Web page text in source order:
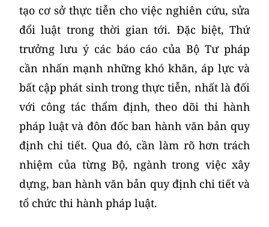
tạo cơ sở thực tiễn cho việc nghiên cứu, sửa
đổi luật trong thời gian tới. Đặc biệt, Thứ
trưởng lưu ý các báo cáo của Bộ Tư pháp
cần nhấn mạnh những khó khăn, áp lực và
bất cập phát sinh trong thực tiễn, nhất là đối
với công tác thẩm định, theo dõi thi hành
pháp luật và đôn đốc ban hành văn bản quy
định chi tiết. Qua đó, cần làm rõ hơn trách
nhiệm của từng Bộ, ngành trong việc xây
dựng, ban hành văn bản quy định chi tiết và
tổ chức thi hành pháp luật.